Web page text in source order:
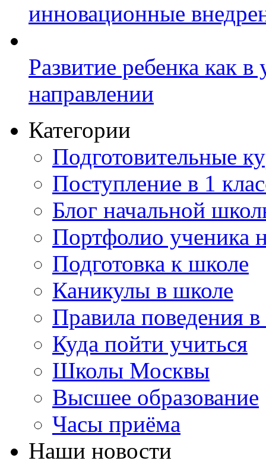
инновационные
Развитие ребенка как
направлении
Категории
Подготовительные
Поступление в 1
Блог начальной
Портфолио ученика
Подготовка к школе
Каникулы в школе
Правила поведения
Куда пойти учиться
Школы Москвы
Высшее образование
Часы приёма
Наши новости